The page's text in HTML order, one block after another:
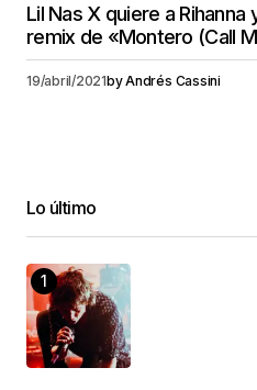
Lil Nas X quiere a Rihanna
remix de «Montero (Call
19/abril/2021byAndrés Cassini
Lo último